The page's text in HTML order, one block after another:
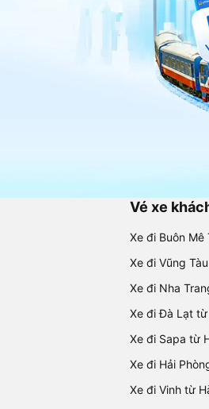
Vé xe
Xe đi Buôn Mê
Xe đi Vũng
Xe đi Nha
Xe đi Đà Lạt từ
Xe đi Sapa từ
Xe đi Hải
Xe đi Vinh từ